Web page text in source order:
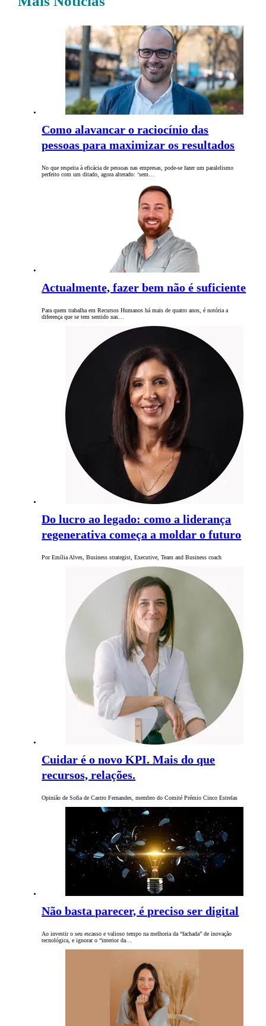
Como alavancar o raciocínio das
pessoas para maximizar os resultados
No que respeita à eficácia de pessoas nas empresas, pode-se fazer um paralelismo
perfeito com um ditado, agora alterado: ‘sem…
Actualmente, fazer bem não é suficiente
Para quem trabalha em Recursos Humanos há mais de quatro anos, é notória a
diferença que se tem sentido nas…
Do lucro ao legado: como a liderança
regenerativa começa a moldar o futuro
Por Emília Alves, Business strategist, Executive, Team and Business coach
Cuidar é o novo KPI. Mais do que
recursos, relações.
Opinião de Sofia de Castro Fernandes, membro do Comité Prémio Cinco Estrelas
Não basta parecer, é preciso ser digital
Ao investir o seu escasso e valioso tempo na melhoria da “fachada” de inovação
tecnológica, e ignorar o “interior da…